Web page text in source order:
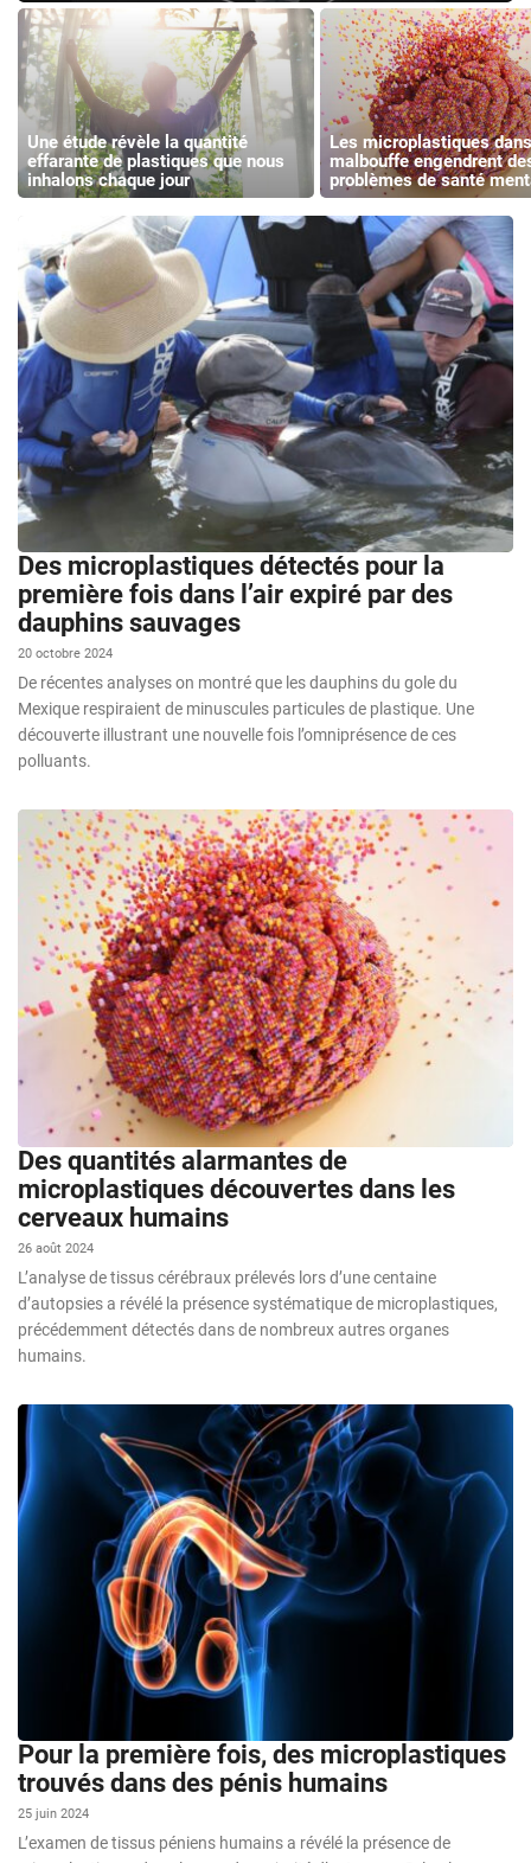
Une étude révèle la quantité
effarante de plastiques que nous
inhalons chaque jour
Les microplastiques
malbouffe engendrent
problèmes de santé
Des microplastiques détectés pour la
première fois dans l’air expiré par des
dauphins sauvages
20 octobre 2024
De récentes analyses on montré que les dauphins du gole du
Mexique respiraient de minuscules particules de plastique. Une
découverte illustrant une nouvelle fois l’omniprésence de ces
polluants.
Des quantités alarmantes de
microplastiques découvertes dans les
cerveaux humains
26 août 2024
L’analyse de tissus cérébraux prélevés lors d’une centaine
d’autopsies a révélé la présence systématique de microplastiques,
précédemment détectés dans de nombreux autres organes
humains.
Pour la première fois, des microplastiques
trouvés dans des pénis humains
25 juin 2024
L’examen de tissus péniens humains a révélé la présence de